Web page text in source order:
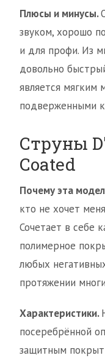
Плюсы и минусы.
звуком, хорошо
и для профи. Из
довольно
является мягким
подверженными
Струны
Coated
Почему эта
кто не хочет
Сочетает в себе
полимерное
любых
протяжении
Характеристики.
посеребрённой
защитным